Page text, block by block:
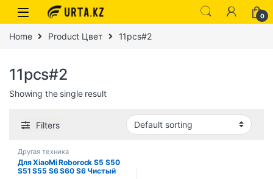
0
Home Product Цвет 11pcs#2
11pcs#2
Showing the single result
Filters
Другая техника
Для XiaoMi Roborock S5 S50
S51 S55 S6 S60 S6 Чистый